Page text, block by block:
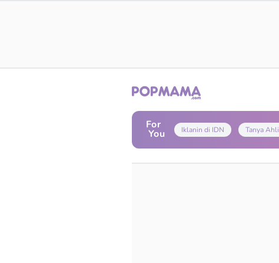
For
You Iklanin di IDN Tanya Ahli